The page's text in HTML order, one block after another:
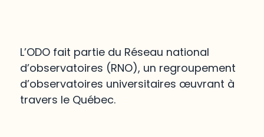
L’ODO fait partie du Réseau national
d’observatoires (RNO), un regroupement
d’observatoires universitaires œuvrant à
travers le Québec.